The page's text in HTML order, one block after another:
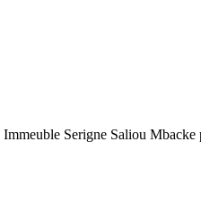
Serigne Saliou Mbacke